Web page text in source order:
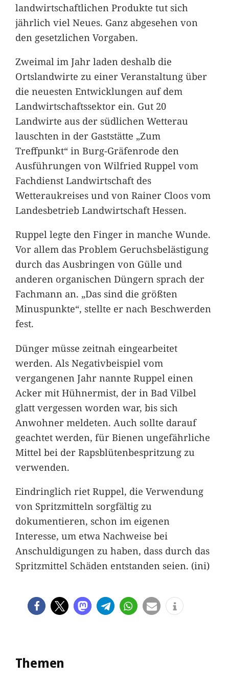
landwirtschaftlichen Produkte tut sich
jährlich viel Neues. Ganz abgesehen von
den gesetzlichen Vorgaben.
Zweimal im Jahr laden deshalb die
Ortslandwirte zu einer Veranstaltung über
die neuesten Entwicklungen auf dem
Landwirtschaftssektor ein. Gut 20
Landwirte aus der südlichen Wetterau
lauschten in der Gaststätte „Zum
Treffpunkt“ in Burg-Gräfenrode den
Ausführungen von Wilfried Ruppel vom
Fachdienst Landwirtschaft des
Wetteraukreises und von Rainer Cloos vom
Landesbetrieb Landwirtschaft Hessen.
Ruppel legte den Finger in manche Wunde.
Vor allem das Problem Geruchsbelästigung
durch das Ausbringen von Gülle und
anderen organischen Düngern sprach der
Fachmann an. „Das sind die größten
Minuspunkte“, stellte er nach Beschwerden
fest.
Dünger müsse zeitnah eingearbeitet
werden. Als Negativbeispiel vom
vergangenen Jahr nannte Ruppel einen
Acker mit Hühnermist, der in Bad Vilbel
glatt vergessen worden war, bis sich
Anwohner meldeten. Auch sollte darauf
geachtet werden, für Bienen ungefährliche
Mittel bei der Rapsblütenbespritzung zu
verwenden.
Eindringlich riet Ruppel, die Verwendung
von Spritzmitteln sorgfältig zu
dokumentieren, schon im eigenen
Interesse, um etwa Nachweise bei
Anschuldigungen zu haben, dass durch das
Spritzmittel Schäden entstanden seien. (ini)
Themen